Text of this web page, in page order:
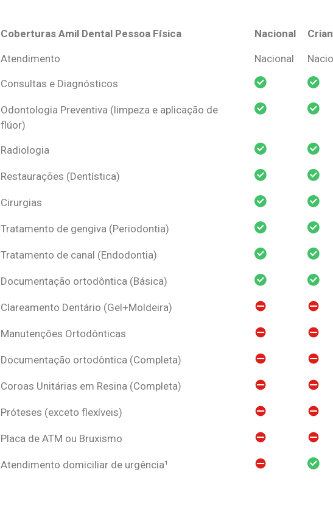
Coberturas Amil Dental Pessoa Física Nacional
Coberturas Amil Dental Pessoa Física
Nacional
Atendimento Nacional
Consultas e Diagnósticos
Odontologia Preventiva (limpeza e aplicação de
flúor)
Radiologia
Restaurações (Dentística)
Cirurgias
Tratamento de gengiva (Periodontia)
Tratamento de canal (Endodontia)
Documentação ortodôntica (Básica)
Clareamento Dentário (Gel+Moldeira)
Manutenções Ortodônticas
Documentação ortodôntica (Completa)
Coroas Unitárias em Resina (Completa)
Próteses (exceto flexíveis)
Placa de ATM ou Bruxismo
Atendimento domiciliar de urgência¹